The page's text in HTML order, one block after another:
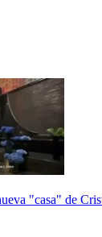
"casa" de